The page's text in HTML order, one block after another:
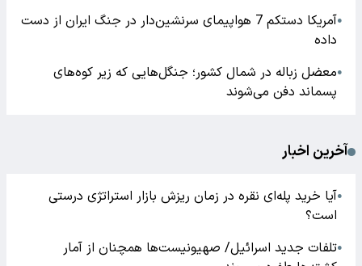
●
آمریکا دستکم 7 هواپیمای سرنشین‌دار در جنگ ایران از دست
داده
●معضل زباله در شمال کشور؛ جنگل‌هایی که زیر کوه‌های
پسماند دفن می‌شوند
آخرین اخبار
●آیا خرید پله‌ای نقره در زمان ریزش بازار استراتژی درستی
است؟
●تلفات جدید اسرائیل/ صهیونیست‌ها همچنان از آمار